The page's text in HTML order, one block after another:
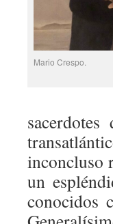
Mario Crespo.
inconcluso
un
conocidos